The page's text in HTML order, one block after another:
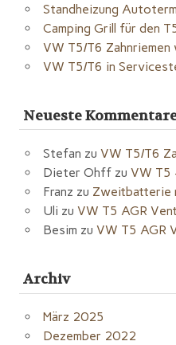
Standheizung
Camping Grill für den
VW T5/T6 Zahnriemen
VW T5/T6 in
Neueste
Stefan zu VW T5/T6
Dieter Ohff zu VW T5
Franz zu Zweitbatterie
Uli zu VW T5 AGR
Besim zu VW T5 AGR
Archiv
März 2025
Dezember 2022